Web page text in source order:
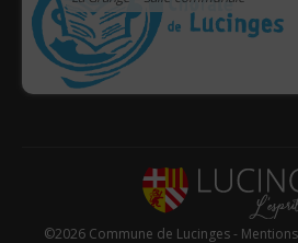
©2026 Commune de Lucinges -